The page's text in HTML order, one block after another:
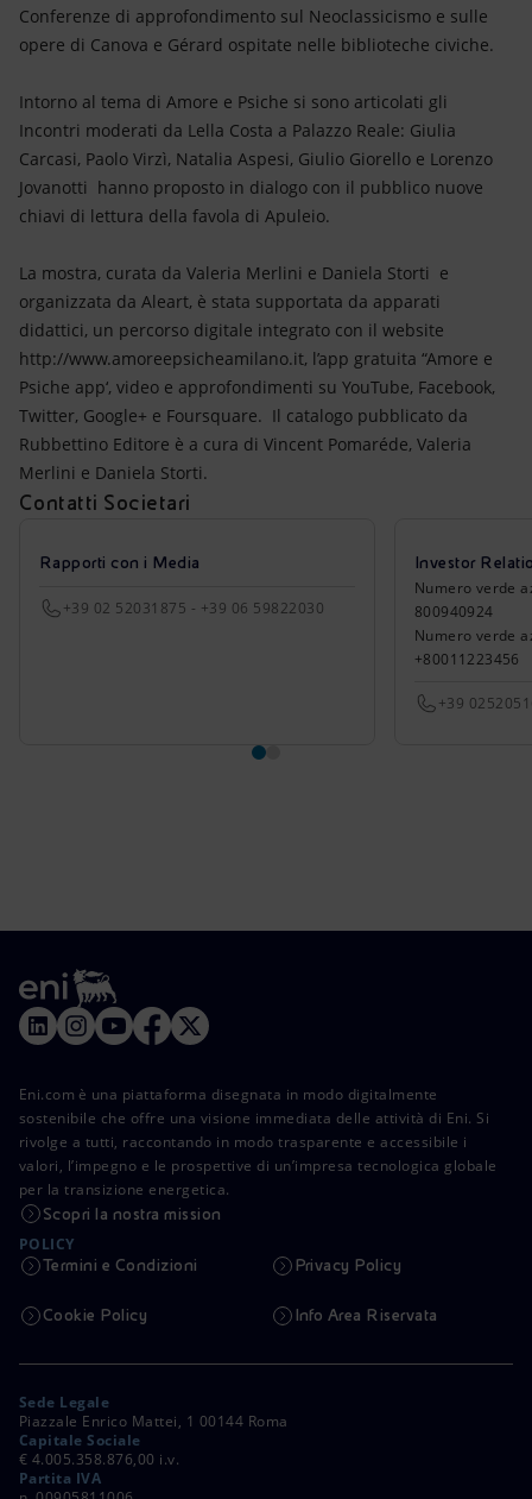
Conferenze di approfondimento sul Neoclassicismo e sulle
opere di Canova e Gérard ospitate nelle biblioteche civiche.
Intorno al tema di Amore e Psiche si sono articolati gli
Incontri moderati da Lella Costa a Palazzo Reale: Giulia
Carcasi, Paolo Virzì, Natalia Aspesi, Giulio Giorello e Lorenzo
Jovanotti hanno proposto in dialogo con il pubblico nuove
chiavi di lettura della favola di Apuleio.
La mostra, curata da Valeria Merlini e Daniela Storti e
organizzata da Aleart, è stata supportata da apparati
didattici, un percorso digitale integrato con il website
http://www.amoreepsicheamilano.it, l’app gratuita “Amore e
Psiche app‘, video e approfondimenti su YouTube, Facebook,
Twitter, Google+ e Foursquare. Il catalogo pubblicato da
Rubbettino Editore è a cura di Vincent Pomaréde, Valeria
Merlini e Daniela Storti.
Contatti Societari
Rapporti con i Media
+39 02 52031875 - +39 06 59822030
Investor
Numero verde
800940924
Numero verde
+80011223456
+39
Eni.com è una piattaforma disegnata in modo digitalmente
sostenibile che offre una visione immediata delle attività di Eni. Si
rivolge a tutti, raccontando in modo trasparente e accessibile i
valori, l’impegno e le prospettive di un’impresa tecnologica globale
per la transizione energetica.
Scopri la nostra mission
POLICY
Termini e Condizioni Privacy Policy
Cookie Policy Info Area Riservata
Sede Legale
Piazzale Enrico Mattei, 1 00144 Roma
Capitale Sociale
€ 4.005.358.876,00 i.v.
Partita IVA